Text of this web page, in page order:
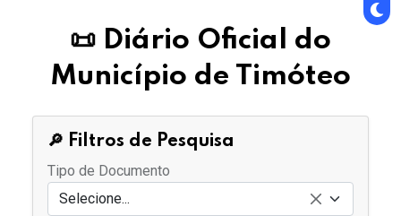
📜 Diário Oficial do
Município de Timóteo
🔎 Filtros de Pesquisa
Tipo de Documento
Selecione...